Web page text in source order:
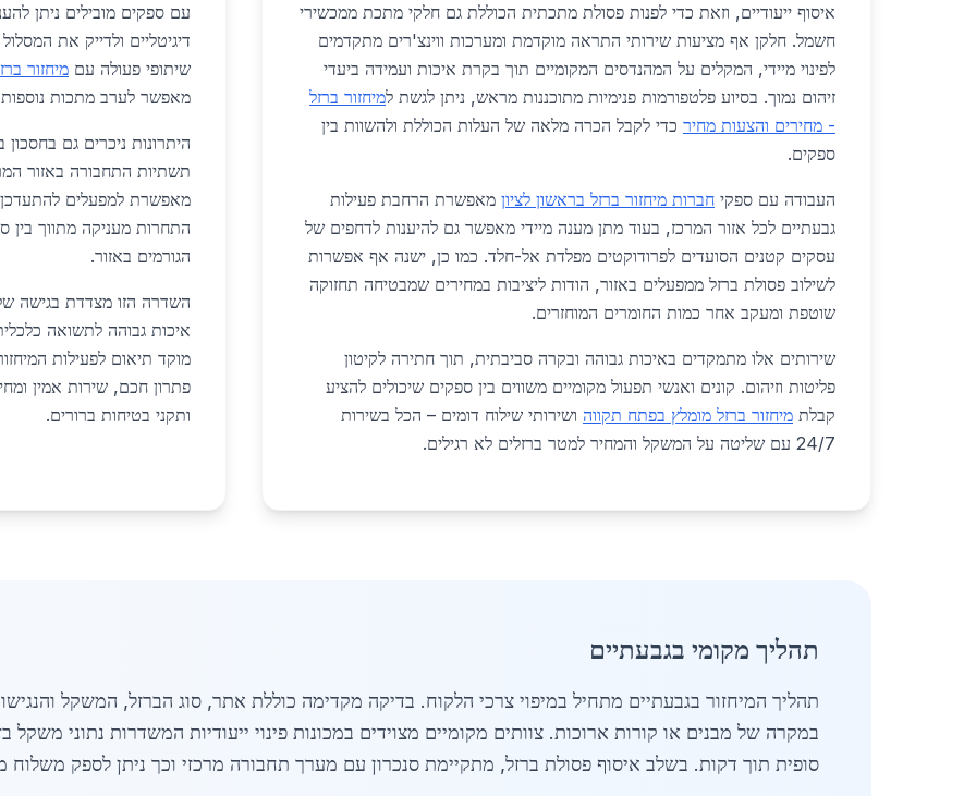
איסוף ייעודיים, וזאת כדי לפנות פסולת מתכתית הכוללת גם חלקי מתכת ממכשירי
חשמל. חלקן אף מציעות שירותי התראה מוקדמת ומערכות ווינצ'רים מתקדמים
לפינוי מיידי, המקלים על המהנדסים המקומיים תוך בקרת איכות ועמידה ביעדי
זיהום נמוך. בסיוע פלטפורמות פנימיות מתוכננות מראש, ניתן לגשת למיחזור ברזל
- מחירים והצעות מחיר כדי לקבל הכרה מלאה של העלות הכוללת ולהשוות בין
ספקים.
העבודה עם ספקי חברות מיחזור ברזל בראשון לציון מאפשרת הרחבת פעילות
גבעתיים לכל אזור המרכז, בעוד מתן מענה מיידי מאפשר גם להיענות לדחפים של
עסקים קטנים הסועדים לפרודוקטים מפלדת אל-חלד. כמו כן, ישנה אף אפשרות
לשילוב פסולת ברזל ממפעלים באזור, הודות ליציבות במחירים שמבטיחה תחזוקה
שוטפת ומעקב אחר כמות החומרים המוחזרים.
שירותים אלו מתמקדים באיכות גבוהה ובקרה סביבתית, תוך חתירה לקיטון
פליטות וזיהום. קונים ואנשי תפעול מקומיים משווים בין ספקים שיכולים להציע
קבלת מיחזור ברזל מומלץ בפתח תקווה ושירותי שילוח דומים – הכל בשירות
24/7 עם שליטה על המשקל והמחיר למטר ברזלים לא רגילים.
עם ספקים מובילים ניתן
דיגיטליים ולדייק את
שיתופי פעולה עם מיחזור
מאפשר לערב מתכות
היתרונות ניכרים גם
תשתיות התחבורה באזור
מאפשרת למפעלים
התחרות מעניקה מתווך בין
הגורמים באזור.
השדרה הזו מצדדת בגישה של
איכות גבוהה לתשואה
פתרון חכם, שירות אמין
ותקני בטיחות ברורים.
תהליך מקומי בגבעתיים
תהליך המיחזור בגבעתיים מתחיל במיפוי צרכי הלקוח. בדיקה מקדימה כוללת אתר, סוג הברזל, המשקל
במקרה של מבנים או קורות ארוכות. צוותים מקומיים מצוידים במכונות פינוי ייעודיות המשדרות נתוני
סופית תוך דקות. בשלב איסוף פסולת ברזל, מתקיימת סנכרון עם מערך תחבורה מרכזי וכך ניתן לספק